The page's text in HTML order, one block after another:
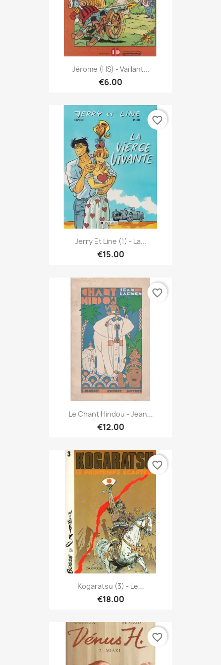
Jérome (HS) - Vaillant...
€6.00
Jerry Et Line (1) - La...
€15.00
favorite_border
Le Chant Hindou - Jean...
€12.00
favorite_border
Kogaratsu (3) - Le...
€18.00
favorite_border
favorite_border